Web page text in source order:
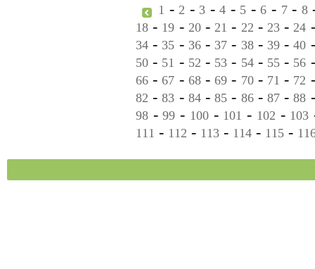
1 -2 - 3 -4 - 5 -6 - 7- 8
18 - 19 - 20-21 - 22 - 23-24
34 - 35 - 36- 37 - 38- 39-40
50 - 51 - 52 - 53 - 54- 55- 56
66 -67 - 68-69 - 70- 71 - 72
82 -83 - 84-85 - 86- 87-88
98 -99 - 100- 101 - 102 - 103
111 - 112 - 113 - 114 - 115 -